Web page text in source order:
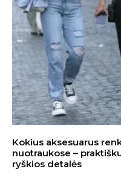
Kokius aksesuarus
nuotraukose –
ryškios detalės